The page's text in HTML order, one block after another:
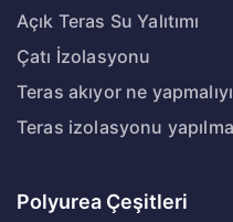
Açık Teras Su Yalıtımı
Çatı İzolasyonu
Teras akıyor ne
Teras izolasyonu
Polyurea Çeşitleri